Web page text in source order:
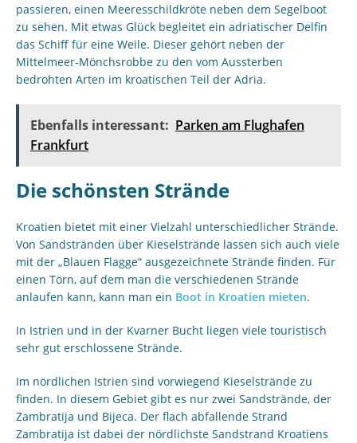
passieren, einen Meeresschildkröte neben dem Segelboot
zu sehen. Mit etwas Glück begleitet ein adriatischer Delfin
das Schiff für eine Weile. Dieser gehört neben der
Mittelmeer-Mönchsrobbe zu den vom Aussterben
bedrohten Arten im kroatischen Teil der Adria.
Ebenfalls interessant: Parken am Flughafen
Frankfurt
Die schönsten Strände
Kroatien bietet mit einer Vielzahl unterschiedlicher Strände.
Von Sandstränden über Kieselstrände lassen sich auch viele
mit der „Blauen Flagge“ ausgezeichnete Strände finden. Für
einen Törn, auf dem man die verschiedenen Strände
anlaufen kann, kann man ein Boot in Kroatien mieten.
In Istrien und in der Kvarner Bucht liegen viele touristisch
sehr gut erschlossene Strände.
Im nördlichen Istrien sind vorwiegend Kieselstrände zu
finden. In diesem Gebiet gibt es nur zwei Sandstrände, der
Zambratija und Bijeca. Der flach abfallende Strand
Zambratija ist dabei der nördlichste Sandstrand Kroatiens